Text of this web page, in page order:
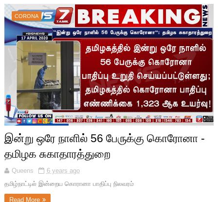
CORONA
இன்று ஒரே நாளில் 56 பேருக்கு கொரோனா -
தமிழக சுகாதாரத்துறை
Queens
6 years ago
தமிழ்நாட்டில் இன்றைய கொரானா பாதிப்பு நிலவரம்
Read More